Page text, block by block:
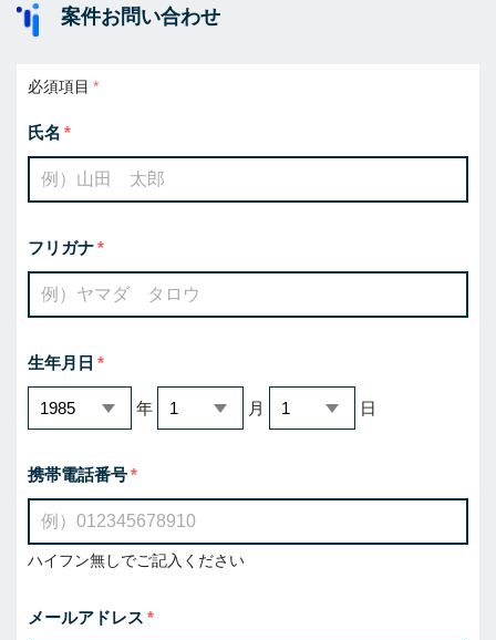
案件お問い合わせ
必須項目
氏名
フリガナ
生年月日
年 月 日
携帯電話番号
ハイフン無しでご記入ください
メールアドレス